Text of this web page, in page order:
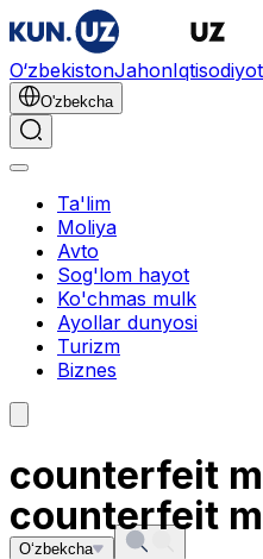
O‘zbekistonJahonIqtisodiyot
O'zbekcha
Ta'lim
Moliya
Avto
Sog'lom hayot
Ko'chmas mulk
Ayollar dunyosi
Turizm
Biznes
counterfeit
O‘zbekcha
counterfeit